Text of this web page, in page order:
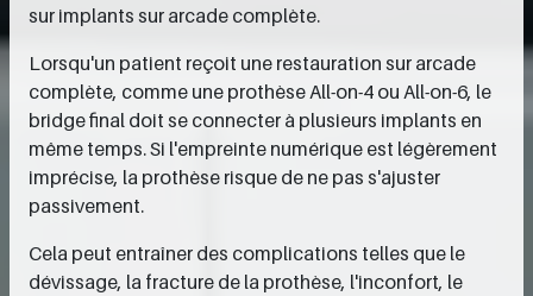
sur implants sur arcade complète.
Lorsqu'un patient reçoit une restauration sur arcade
complète, comme une prothèse All-on-4 ou All-on-6, le
bridge final doit se connecter à plusieurs implants en
même temps. Si l'empreinte numérique est légèrement
imprécise, la prothèse risque de ne pas s'ajuster
passivement.
Cela peut entraîner des complications telles que le
dévissage, la fracture de la prothèse, l'inconfort, le